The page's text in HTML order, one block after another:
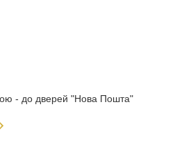
- до дверей "Нова Пошта"